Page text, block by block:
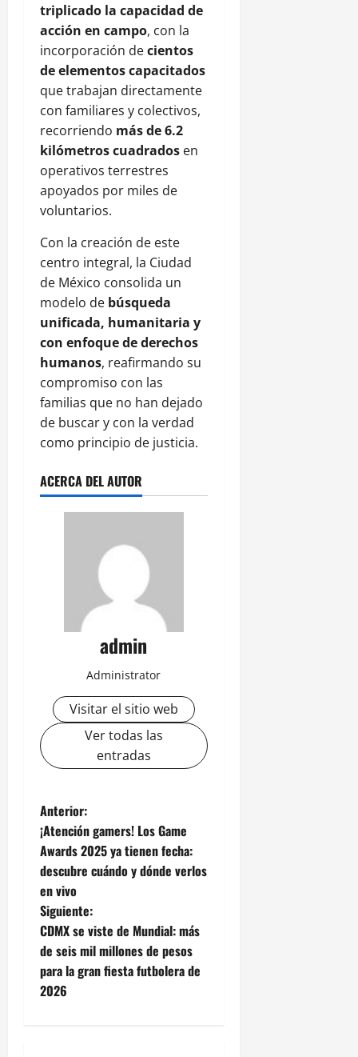
triplicado la capacidad de
acción en campo, con la
incorporación decientos
de elementos capacitados
que trabajan directamente
con familiares y colectivos,
recorriendo más de 6.2
kilómetros cuadrados en
operativos terrestres
apoyados por miles de
voluntarios.
Con la creación de este
centro integral, la Ciudad
de México consolida un
modelo de búsqueda
unificada, humanitaria y
con enfoque de derechos
humanos, reafirmando su
compromiso con las
familias que no han dejado
de buscar y con la verdad
como principio de justicia.
ACERCA DEL AUTOR
admin
Administrator
Visitar el sitio web
Ver todas las
entradas
N
a
v
e
g
a
Anterior:
¡Atención gamers! Los Game
Awards 2025 ya tienen fecha:
descubre cuándo y dónde verlos
en vivo
Siguiente:
CDMX se viste de Mundial: más
de seis mil millones de pesos
para la gran fiesta futbolera de
2026